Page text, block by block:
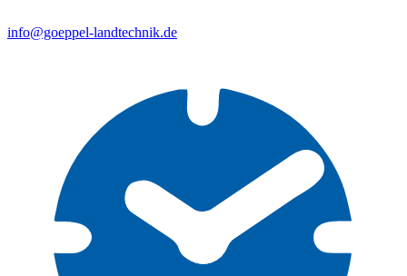
info@goeppel-landtechnik.de